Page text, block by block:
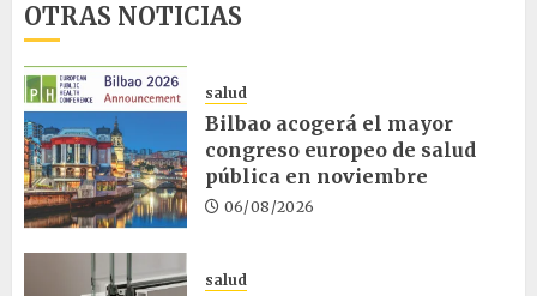
OTRAS NOTICIAS
salud
Bilbao acogerá el mayor
congreso europeo de salud
pública en noviembre
06/08/2026
salud